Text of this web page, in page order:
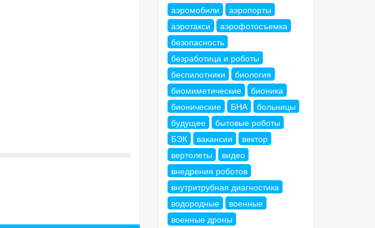
аэромобили
аэропорты
аэротакси
аэрофотосъемка
безопасность
безработица и роботы
беспилотники
биология
биомиметические
бионика
бионические
БНА
больницы
будущее
бытовые роботы
БЭК
вакансии
вектор
вертолеты
видео
внедрения роботов
внутритрубная диагностика
водородные
военные
военные дроны